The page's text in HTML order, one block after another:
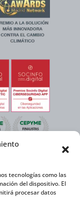
tecnologías como las
del dispositivo. El
procesar datos